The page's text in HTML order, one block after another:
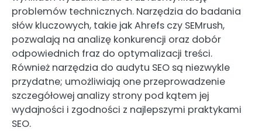
problemów technicznych. Narzędzia do badania
słów kluczowych, takie jak Ahrefs czy SEMrush,
pozwalają na analizę konkurencji oraz dobór
odpowiednich fraz do optymalizacji treści.
Również narzędzia do audytu SEO są niezwykle
przydatne; umożliwiają one przeprowadzenie
szczegółowej analizy strony pod kątem jej
wydajności i zgodności z najlepszymi praktykami
SEO.